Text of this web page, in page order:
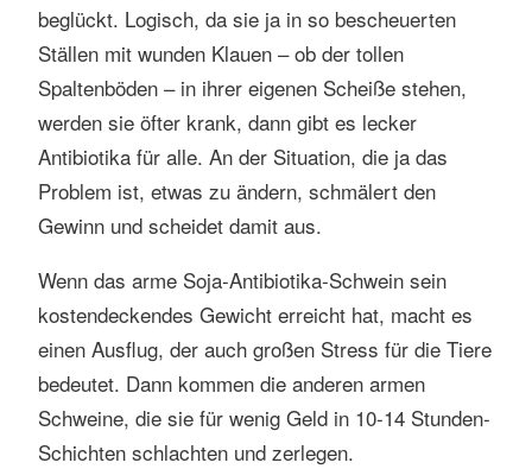
beglückt. Logisch, da sie ja in so bescheuerten
Ställen mit wunden Klauen – ob der tollen
Spaltenböden – in ihrer eigenen Scheiße stehen,
werden sie öfter krank, dann gibt es lecker
Antibiotika für alle. An der Situation, die ja das
Problem ist, etwas zu ändern, schmälert den
Gewinn und scheidet damit aus.
Wenn das arme Soja-Antibiotika-Schwein sein
kostendeckendes Gewicht erreicht hat, macht es
einen Ausflug, der auch großen Stress für die Tiere
bedeutet. Dann kommen die anderen armen
Schweine, die sie für wenig Geld in 10-14 Stunden-
Schichten schlachten und zerlegen.